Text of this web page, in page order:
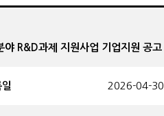
R&D과제 지원사업 기업지원 공고
2026-04-30